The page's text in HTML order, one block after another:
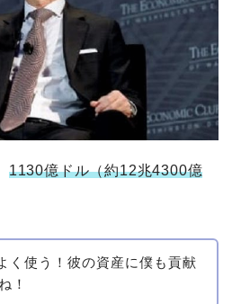
1130億ドル（約12兆4300億
く使う！彼の資産に僕も貢献
！